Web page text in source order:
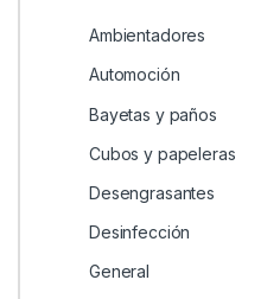
Ambientadores
Automoción
Bayetas y paños
Cubos y papeleras
Desengrasantes
Desinfección
General